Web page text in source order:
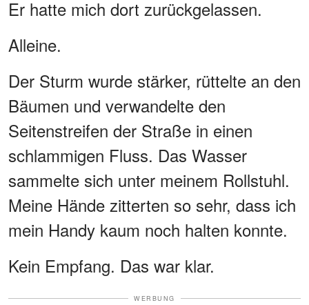
Er hatte mich dort zurückgelassen.
Alleine.
Der Sturm wurde stärker, rüttelte an den
Bäumen und verwandelte den
Seitenstreifen der Straße in einen
schlammigen Fluss. Das Wasser
sammelte sich unter meinem Rollstuhl.
Meine Hände zitterten so sehr, dass ich
mein Handy kaum noch halten konnte.
Kein Empfang. Das war klar.
WERBUNG